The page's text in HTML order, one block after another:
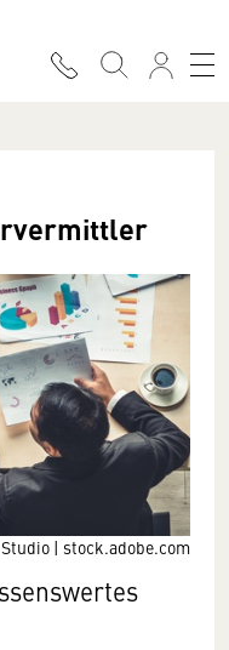
| stock.adobe.com